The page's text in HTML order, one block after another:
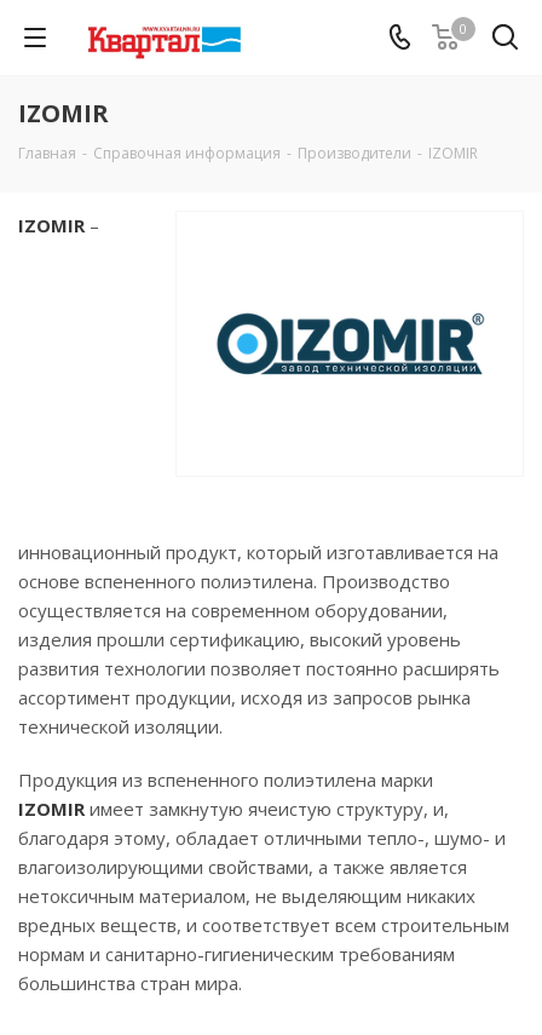
0
IZOMIR
Главная - Справочная информация - Производители - IZOMIR
IZOMIR–
инновационный продукт, который изготавливается на
основе вспененного полиэтилена. Производство
осуществляется на современном оборудовании,
изделия прошли сертификацию, высокий уровень
развития технологии позволяет постоянно расширять
ассортимент продукции, исходя из запросов рынка
технической изоляции.
Продукция из вспененного полиэтилена марки
IZOMIR имеет замкнутую ячеистую структуру, и,
благодаря этому, обладает отличными тепло-, шумо- и
влагоизолирующими свойствами, а также является
нетоксичным материалом, не выделяющим никаких
вредных веществ, и соответствует всем строительным
нормам и санитарно-гигиеническим требованиям
большинства стран мира.